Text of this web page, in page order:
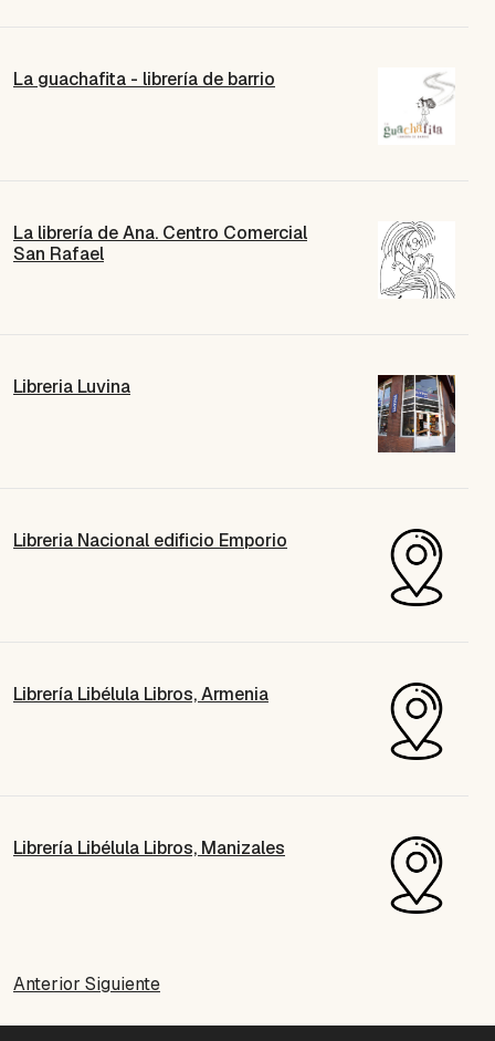
La guachafita - librería de barrio
La librería de Ana. Centro Comercial
San Rafael
Libreria Luvina
Libreria Nacional edificio Emporio
Librería Libélula Libros, Armenia
Librería Libélula Libros, Manizales
Anterior Siguiente